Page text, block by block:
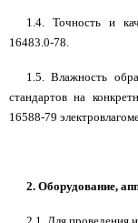
1.4. Точность и
16483.0-78.
1.5. Влажность
стандартов на
16588-79
2. Оборудование,